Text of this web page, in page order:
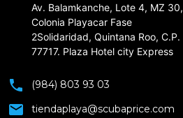
Av. Balamkanche, Lote 4, MZ 30,
Colonia Playacar Fase
2Solidaridad, Quintana Roo, C.P.
77717. Plaza Hotel city Express
(984) 803 93 03
tiendaplaya@scubaprice.com